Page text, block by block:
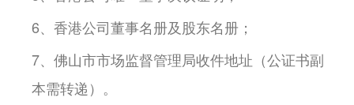
6、香港公司董事名册及股东名册；
7、佛山市市场监督管理局收件地址（公证书副
本需转递）。